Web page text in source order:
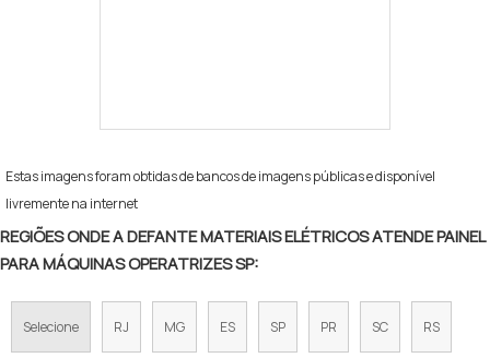
Estas imagens foram obtidas de bancos de imagens públicas e disponível
livremente na internet
REGIÕES ONDE A DEFANTE MATERIAIS ELÉTRICOS ATENDE PAINEL
PARA MÁQUINAS OPERATRIZES SP:
Selecione RJ MG ES SP PR SC RS